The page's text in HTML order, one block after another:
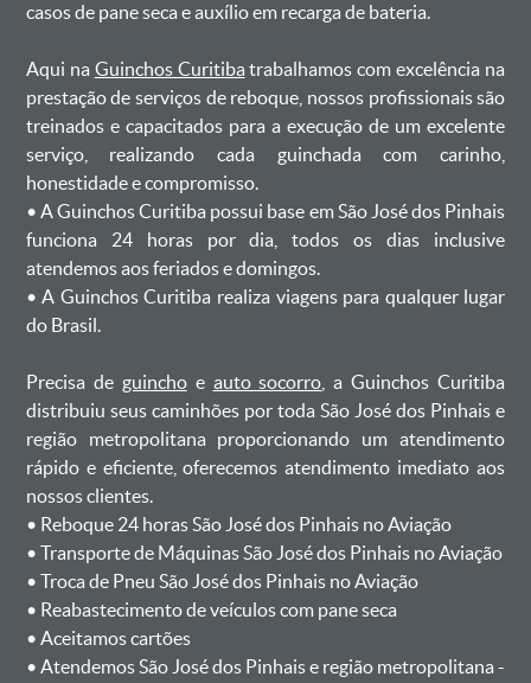
casos de pane seca e auxílio em recarga de bateria. ㅤㅤ
Aqui na Guinchos Curitiba trabalhamos com excelência na
prestação de serviços de reboque, nossos profissionais são
treinados e capacitados para a execução de um excelente
serviço, realizando cada guinchada com carinho,
honestidade e compromisso.
ㅤㅤ• A Guinchos Curitiba possui base em São José dos Pinhais
funciona 24 horas por dia, todos os dias inclusive
atendemos aos feriados e domingos.
ㅤㅤ• A Guinchos Curitiba realiza viagens para qualquer lugar
do Brasil.
Precisa de guinchoe auto socorro , a Guinchos Curitiba
distribuiu seus caminhões por toda São José dos Pinhais e
região metropolitana proporcionando um atendimento
rápido e eficiente, oferecemos atendimento imediato aos
nossos clientes.
ㅤㅤ• Reboque 24 horas São José dos Pinhais no Aviação
ㅤㅤ• Transporte de Máquinas São José dos Pinhais no Aviação
ㅤㅤ• Troca de Pneu São José dos Pinhais no Aviação
ㅤㅤ• Reabastecimento de veículos com pane seca
ㅤㅤ• Aceitamos cartões
ㅤㅤ• Atendemos São José dos Pinhais e região metropolitana -